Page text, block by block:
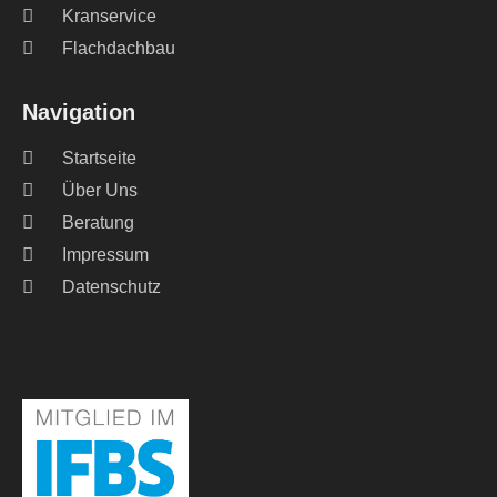
Navigation
Startseite
Über Uns
Beratung
Impressum
Datenschutz
Kranservice
Flachdachbau